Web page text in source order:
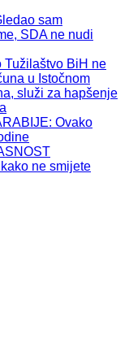
sam
SDA ne nudi
Tužilaštvo BiH ne
u Istočnom
služi za hapšenje
Ovako
ne smijete